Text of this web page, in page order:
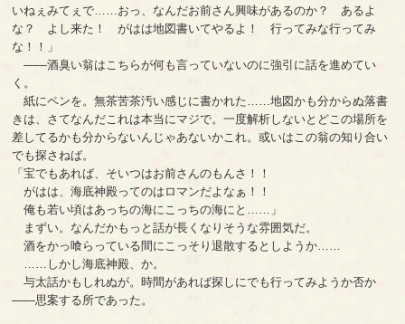
いねぇみてぇで……おっ、なんだお前さん興味があるのか？ あるよ
な？ よし来た！ がはは地図書いてやるよ！ 行ってみな行ってみ
な！！」
――酒臭い翁はこちらが何も言っていないのに強引に話を進めてい
く。
紙にペンを。無茶苦茶汚い感じに書かれた……地図かも分からぬ落書
きは、さてなんだこれは本当にマジで。一度解析しないとどこの場所を
差してるかも分からないんじゃあないかこれ。或いはこの翁の知り合い
でも探さねば。
「宝でもあれば、そいつはお前さんのもんさ！！
がはは、海底神殿ってのはロマンだよなぁ！！
俺も若い頃はあっちの海にこっちの海にと……」
まずい。なんだかもっと話が長くなりそうな雰囲気だ。
酒をかっ喰らっている間にこっそり退散するとしようか……
……しかし海底神殿、か。
与太話かもしれぬが。時間があれば探しにでも行ってみようか否か
――思案する所であった。